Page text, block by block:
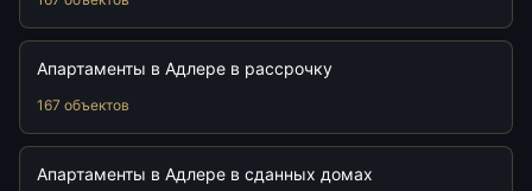
Апартаменты в Адлере в рассрочку
167 объектов
Апартаменты в Адлере в сданных домах